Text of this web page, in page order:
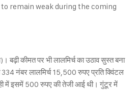
remain weak during the coming
कीमत पर भी लालमिर्च का उठाव सुस्त बना
नंबर लालमिर्च 15,500 रुपए प्रति क्विंटल
ही में इसमें 500 रुपए की तेजी आई थी। गुंटूर में